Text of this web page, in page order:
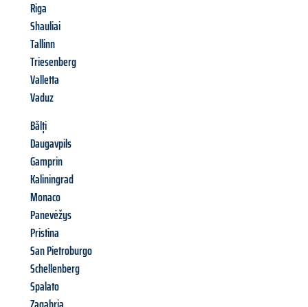
Riga
Shauliai
Tallinn
Triesenberg
Valletta
Vaduz
Bălți
Daugavpils
Gamprin
Kaliningrad
Monaco
Panevėžys
Pristina
San Pietroburgo
Schellenberg
Spalato